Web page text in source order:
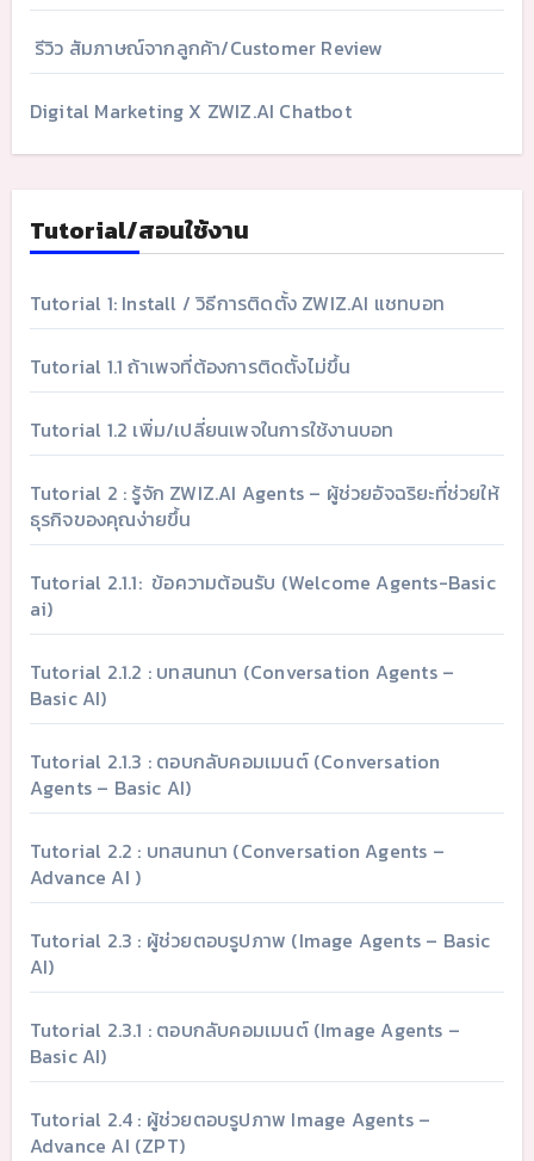
รีวิว สัมภาษณ์จากลูกค้า/Customer Review
Digital Marketing X ZWIZ.AI Chatbot
Tutorial/สอนใช้งาน
Tutorial 1: Install / วิธีการติดตั้ง ZWIZ.AI แชทบอท
Tutorial 1.1 ถ้าเพจที่ต้องการติดตั้งไม่ขึ้น
Tutorial 1.2 เพิ่ม/เปลี่ยนเพจในการใช้งานบอท
Tutorial 2 : รู้จัก ZWIZ.AI Agents – ผู้ช่วยอัจฉริยะที่ช่วยให้
ธุรกิจของคุณง่ายขึ้น
Tutorial 2.1.1: ข้อความต้อนรับ (Welcome Agents-Basic
ai)
Tutorial 2.1.2 : บทสนทนา (Conversation Agents –
Basic AI)
Tutorial 2.1.3 : ตอบกลับคอมเมนต์ (Conversation
Agents – Basic AI)
Tutorial 2.2 : บทสนทนา (Conversation Agents –
Advance AI )
Tutorial 2.3 : ผู้ช่วยตอบรูปภาพ (Image Agents – Basic
AI)
Tutorial 2.3.1 : ตอบกลับคอมเมนต์ (Image Agents –
Basic AI)
Tutorial 2.4 : ผู้ช่วยตอบรูปภาพ Image Agents –
Advance AI (ZPT)